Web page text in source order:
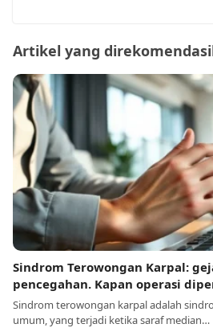
Artikel yang
Sindrom Terowongan Karpal:
pencegahan. Kapan operasi
Sindrom terowongan karpal adalah
umum, yang terjadi ketika saraf median…